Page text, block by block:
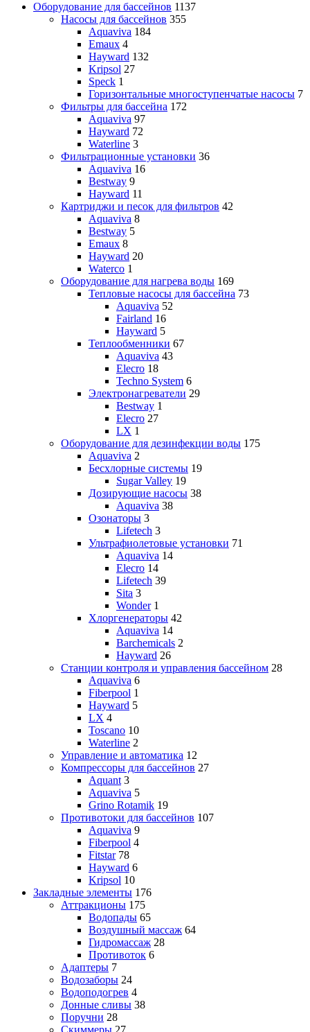
Оборудование для бассейнов 1137
Насосы для бассейнов 355
Aquaviva 184
Emaux 4
Hayward 132
Kripsol 27
Speck 1
Горизонтальные многоступенчатые насосы 7
Фильтры для бассейна 172
Aquaviva 97
Hayward 72
Waterline 3
Фильтрационные установки 36
Aquaviva 16
Bestway 9
Hayward 11
Картриджи и песок для фильтров 42
Aquaviva 8
Bestway 5
Emaux 8
Hayward 20
Waterco 1
Оборудование для нагрева воды 169
Тепловые насосы для бассейна 73
Aquaviva 52
Fairland 16
Hayward 5
Теплообменники 67
Aquaviva 43
Elecro 18
Techno System 6
Электронагреватели 29
Bestway 1
Elecro 27
LX 1
Оборудование для дезинфекции воды 175
Aquaviva 2
Бесхлорные системы 19
Sugar Valley 19
Дозирующие насосы 38
Aquaviva 38
Озонаторы 3
Lifetech 3
Ультрафиолетовые установки 71
Aquaviva 14
Elecro 14
Lifetech 39
Sita 3
Wonder 1
Хлоргенераторы 42
Aquaviva 14
Barchemicals 2
Hayward 26
Станции контроля и управления бассейном 28
Aquaviva 6
Fiberpool 1
Hayward 5
LX 4
Toscano 10
Waterline 2
Управление и автоматика 12
Компрессоры для бассейнов 27
Aquant 3
Aquaviva 5
Grino Rotamik 19
Противотоки для бассейнов 107
Aquaviva 9
Fiberpool 4
Fitstar 78
Hayward 6
Kripsol 10
Закладные элементы 176
Аттракционы 175
Водопады 65
Воздушный массаж 64
Гидромассаж 28
Противоток 6
Адаптеры 7
Водозаборы 24
Водоподогрев 4
Донные сливы 38
Поручни 28